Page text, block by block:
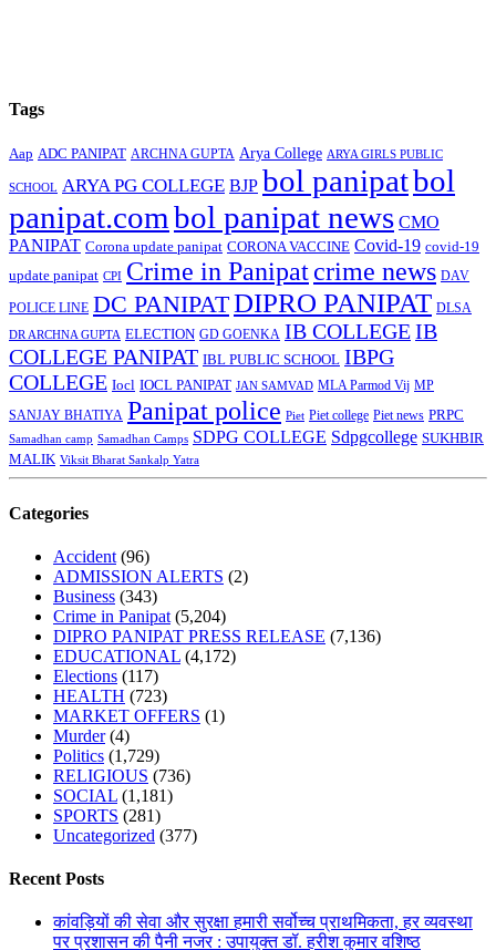
Tags
Aap ADC PANIPAT ARCHNA GUPTA Arya College ARYA GIRLS PUBLIC
SCHOOL ARYA PG COLLEGE BJP bol panipatbol
panipat.combol panipat news CMO
PANIPAT Corona update panipat CORONA VACCINE Covid-19 covid-19
update panipat CPI Crime in Panipatcrime news DAV
POLICE LINE DC PANIPATDIPRO PANIPAT DLSA
DR ARCHNA GUPTA ELECTION GD GOENKA IB COLLEGEIB
COLLEGE PANIPAT IBL PUBLIC SCHOOL IBPG
COLLEGE Iocl IOCL PANIPAT JAN SAMVAD MLA Parmod Vij MP
SANJAY BHATIYA Panipat police Piet Piet college Piet news PRPC
Samadhan camp Samadhan Camps SDPG COLLEGE Sdpgcollege SUKHBIR
MALIK Viksit Bharat Sankalp Yatra
Categories
Accident (96)
ADMISSION ALERTS (2)
Business (343)
Crime in Panipat (5,204)
DIPRO PANIPAT PRESS RELEASE (7,136)
EDUCATIONAL (4,172)
Elections (117)
HEALTH (723)
MARKET OFFERS (1)
Murder(4)
Politics (1,729)
RELIGIOUS (736)
SOCIAL (1,181)
SPORTS (281)
Uncategorized (377)
Recent Posts
कांवड़ियों की सेवा और सुरक्षा हमारी सर्वोच्च प्राथमिकता, हर व्यवस्था
पर प्रशासन की पैनी नजर : उपायुक्त डॉ. हरीश कुमार वशिष्ठ